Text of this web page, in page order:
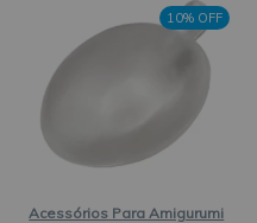
10% OFF
Acessórios Para Amigurumi